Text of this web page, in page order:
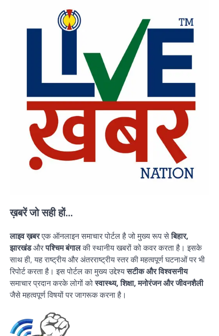
ख़बरें जो सही हों...
लाइव ख़बरएक ऑनलाइन समाचार पोर्टल है जो मुख्य रूप सेबिहार,
झारखंडऔरपश्चिम बंगालकी स्थानीय खबरों को कवर करता है। इसके
साथ ही, यह राष्ट्रीय और अंतरराष्ट्रीय स्तर की महत्वपूर्ण घटनाओं पर भी
रिपोर्ट करता है। इस पोर्टल का मुख्य उद्देश्यसटीक और विश्वसनीय
समाचार प्रदान करके लोगों कोस्वास्थ्य, शिक्षा, मनोरंजन और जीवनशैली
जैसे महत्वपूर्ण विषयों पर जागरूक करना है।